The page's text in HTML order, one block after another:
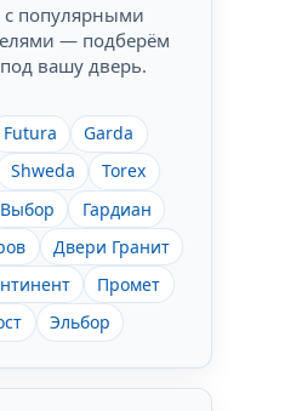
с популярными
— подберём
вашу дверь.
Futura
Garda
Shweda
Torex
Выбор
Гардиан
Двери Гранит
Промет
Эльбор